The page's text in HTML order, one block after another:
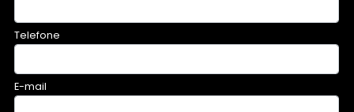
Telefone
E-mail